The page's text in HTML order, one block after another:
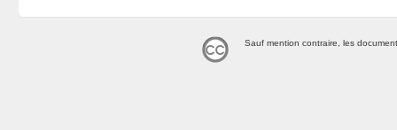
Sauf mention contraire, les